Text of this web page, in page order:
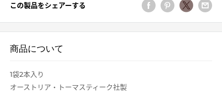
この製品をシェアーする
商品について
1袋2本入り
オーストリア・トーマスティーク社製